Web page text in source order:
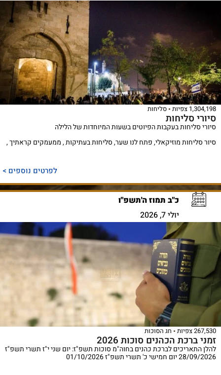
1,304,198 צפיות סליחות
סיורי סליחות
סיורי סליחות בעקבות הפיוטים בשעות המיוחדות של הלילה
סיור סליחות מוזיקאלי, פתח לנו שער, סליחות בעתיקות , ממעמקים קראתיך ,
לפרטים נוספים >
כ"ב תמוז ה'תשפ"ו
יולי 7, 2026
267,530 צפיות חג הסוכות
זמני ברכת הכהנים סוכות 2026
להלן התאריכים לברכת כהנים בחוה"מ סוכות תשפ"ז: יום שני י"ז תשרי תשפ"ז
28/09/2026 יום חמישי כ' תשרי תשפ"ז 01/10/2026